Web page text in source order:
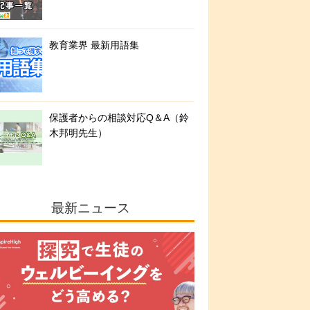
教育業界 最新用語集
保護者からの相談対応Q＆A（鈴
木邦明先生）
最新ニュース